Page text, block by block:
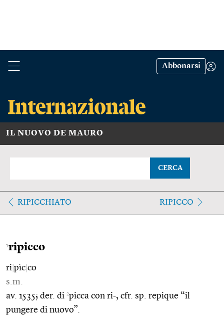
Abbonarsi
IL NUOVO DE MAURO
CERCA
RIPICCHIATO RIPICCO
1ripicco
ri pìc co
s.m.
av. 1535; der. di 2picca con ri-, cfr. sp. repique “il
pungere di nuovo”.